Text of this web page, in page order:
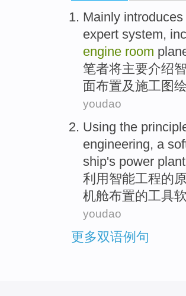
Mainly introduces
expert system,
engine room
笔者将主要介绍
面布置及施工图
youdao
Using the
engineering, a
ship's power plant
利用 智能工程的
机舱布置的工具
youdao
更多双语例句